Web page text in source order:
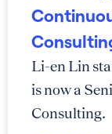
Li-en Lin
is now a
Consulting.